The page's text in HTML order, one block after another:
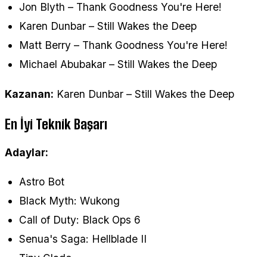
Jon Blyth – Thank Goodness You're Here!
Karen Dunbar – Still Wakes the Deep
Matt Berry – Thank Goodness You're Here!
Michael Abubakar – Still Wakes the Deep
Kazanan: Karen Dunbar – Still Wakes the Deep
En İyi Teknik Başarı
Adaylar:
Astro Bot
Black Myth: Wukong
Call of Duty: Black Ops 6
Senua's Saga: Hellblade II